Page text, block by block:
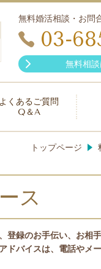
無料婚活相談・お問
03-
無料相
よくあるご質問
Q＆A
トップページ
ス
登録のお手伝い、お相
ドバイスは、電話やメ